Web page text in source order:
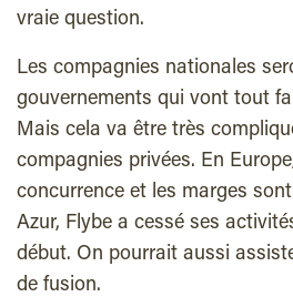
vraie question.
Les compagnies nationales
gouvernements qui vont tout
Mais cela va être très
compagnies privées. En
concurrence et les marges
Azur, Flybe a cessé ses
début. On pourrait aussi
de fusion.